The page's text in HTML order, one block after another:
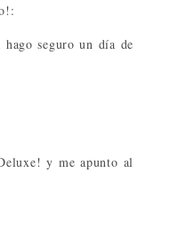
hago seguro un día de
y me apunto al